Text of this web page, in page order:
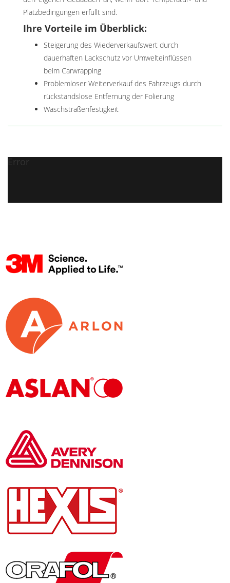
Platzbedingungen erfüllt sind.
Ihre Vorteile im Überblick:
Steigerung des Wiederverkaufswert durch
dauerhaften Lackschutz vor Umwelteinflüssen
beim Carwrapping
Problemloser Weiterverkauf des Fahrzeugs durch
rückstandslose Entfernung der Folierung
Waschstraßenfestigkeit
Error